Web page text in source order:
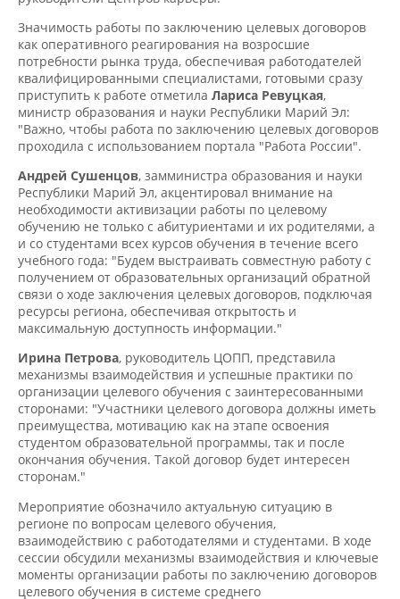
Значимость работы по заключению целевых договоров
как оперативного реагирования на возросшие
потребности рынка труда, обеспечивая работодателей
квалифицированными специалистами, готовыми сразу
приступить к работе отметилаЛариса Ревуцкая,
министр образования и науки Республики Марий Эл:
"Важно, чтобы работа по заключению целевых договоров
проходила с использованием портала "Работа России".
Андрей Сушенцов, замминистра образования и науки
Республики Марий Эл, акцентировал внимание на
необходимости активизации работы по целевому
обучению не только с абитуриентами и их родителями, а
и со студентами всех курсов обучения в течение всего
учебного года: "Будем выстраивать совместную работу с
получением от образовательных организаций обратной
связи о ходе заключения целевых договоров, подключая
ресурсы региона, обеспечивая открытость и
максимальную доступность информации."
Ирина Петрова, руководитель ЦОПП, представила
механизмы взаимодействия и успешные практики по
организации целевого обучения с заинтересованными
сторонами: "Участники целевого договора должны иметь
преимущества, мотивацию как на этапе освоения
студентом образовательной программы, так и после
окончания обучения. Такой договор будет интересен
сторонам."
Мероприятие обозначило актуальную ситуацию в
взаимодействию с работодателями и студентами. В ходе
сессии обсудили механизмы взаимодействия и ключевые
моменты организации работы по заключению договоров
целевого обучения в системе среднего
профессионального образования.